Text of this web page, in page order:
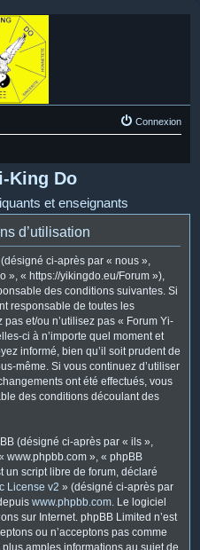
Connexion
King Do
et enseignants
d’utilisation
ci-après par « nous »,
», « https://yikingdo.eu/Forum »),
des conditions suivantes. Si
responsable de toutes les
et/ou n’utilisez pas « Forum Yi-
ci à n’importe quel moment et
informé, bien qu’il soit prudent de
même. Si vous continuez d’utiliser
ont été effectués, vous
des conditions découlant des
(désigné ci-après par « ils »,
www.phpbb.com », « phpBB
un script libre de forum, déclaré
License v2 » (désigné ci-après par
www.phpbb.com. Le logiciel
sur Internet. phpBB Limited n’est
ou n’acceptons pas comme
amples informations au sujet de